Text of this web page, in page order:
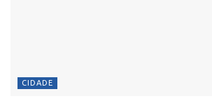
CIDADE